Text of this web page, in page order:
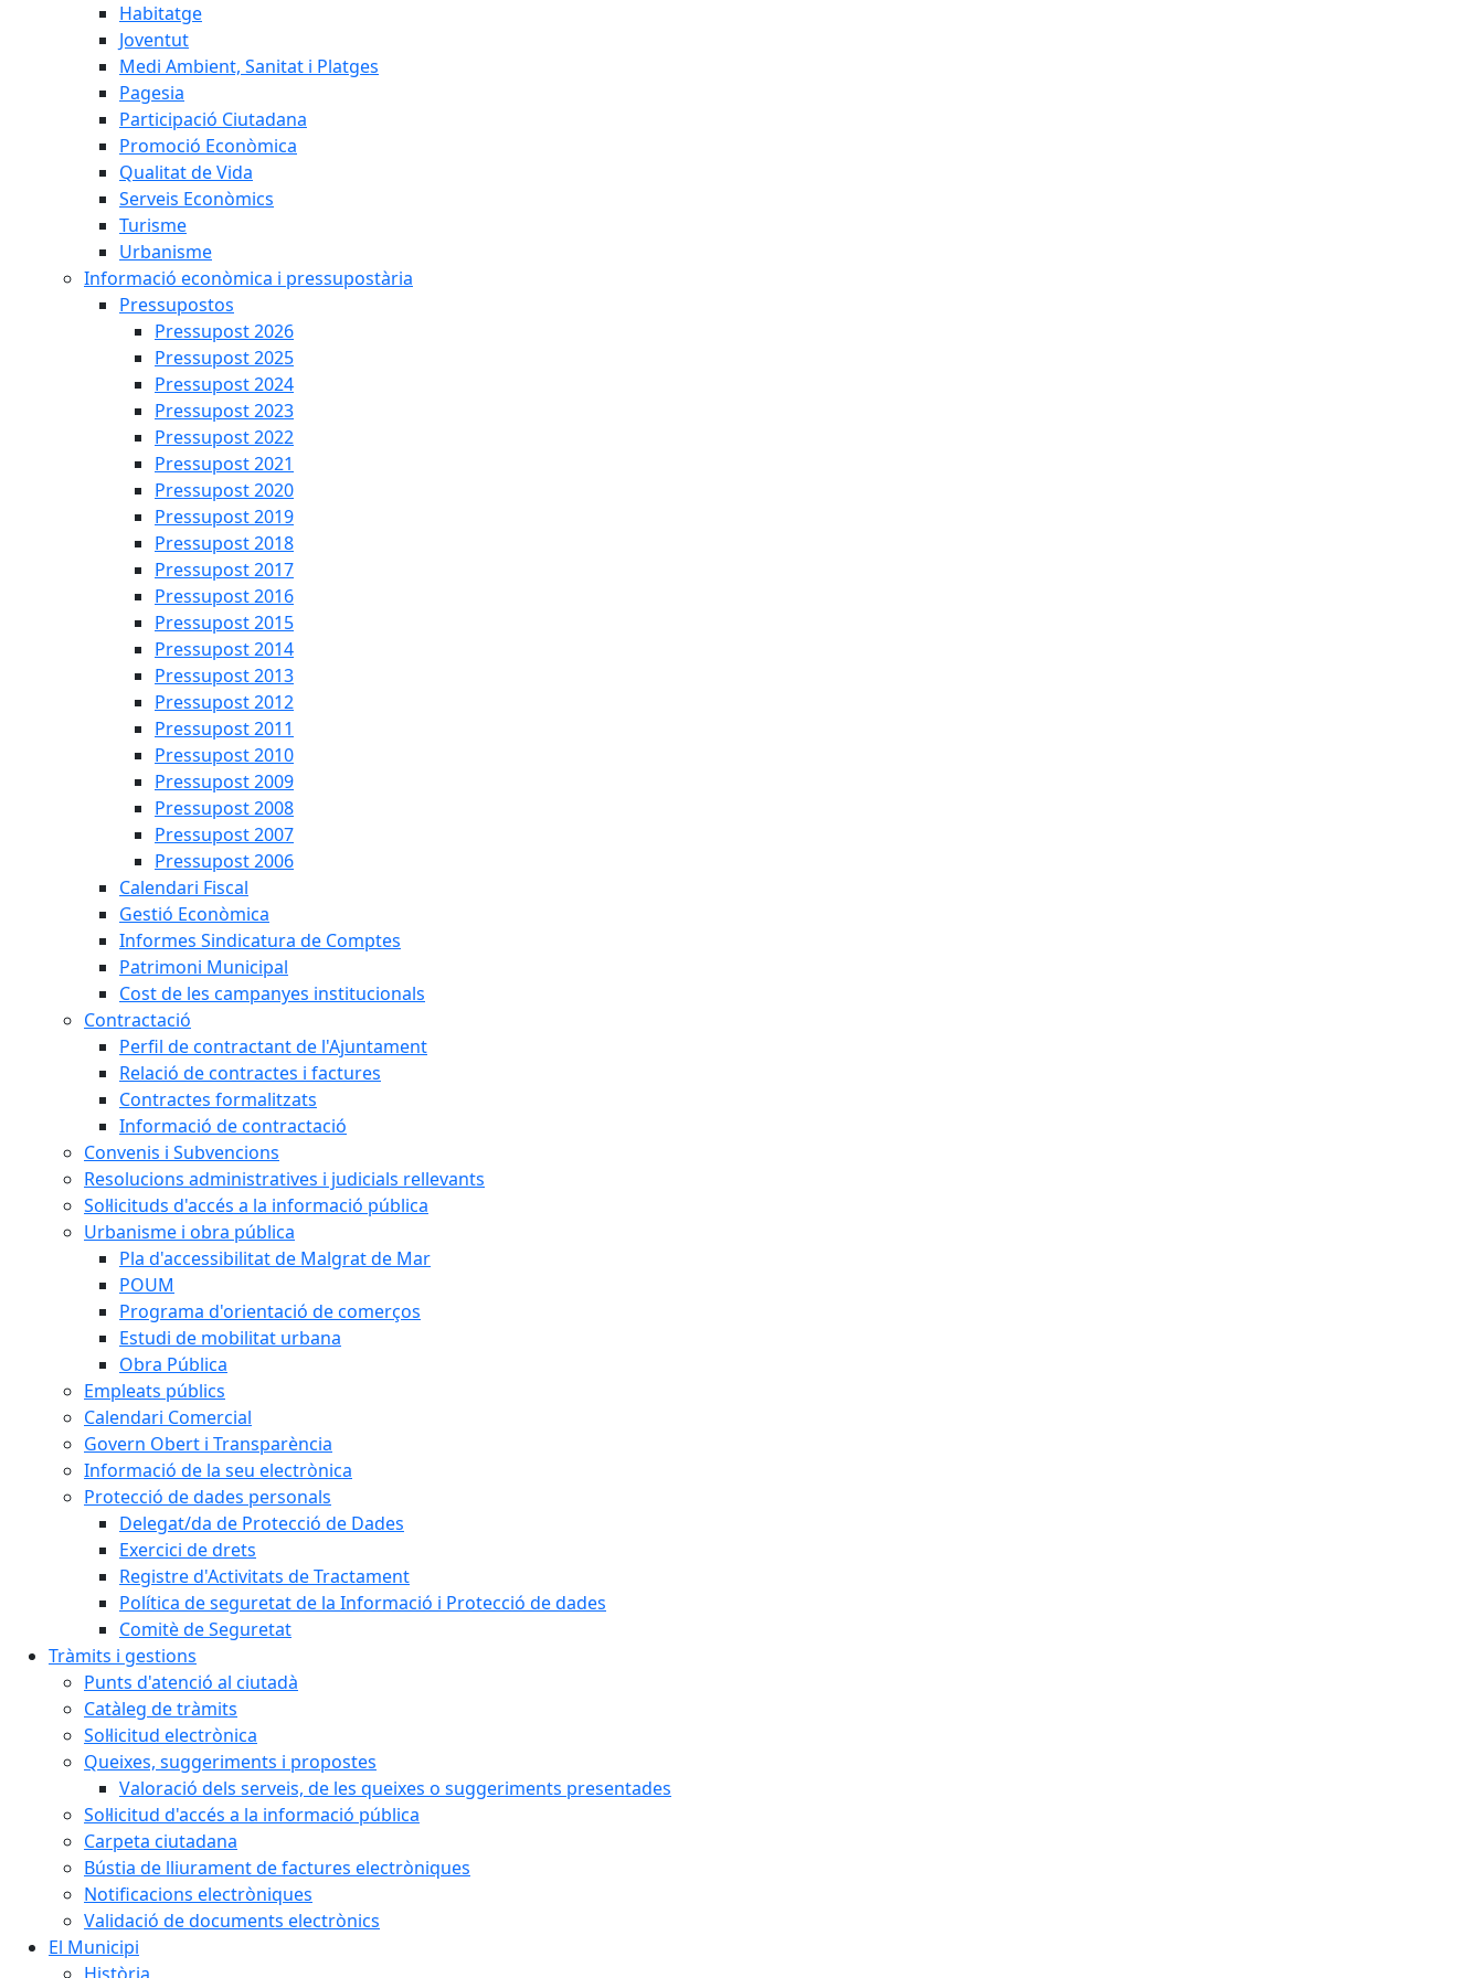
Habitatge
Joventut
Medi Ambient, Sanitat i Platges
Pagesia
Participació Ciutadana
Promoció Econòmica
Qualitat de Vida
Serveis Econòmics
Turisme
Urbanisme
Informació econòmica i pressupostària
Pressupostos
Pressupost 2026
Pressupost 2025
Pressupost 2024
Pressupost 2023
Pressupost 2022
Pressupost 2021
Pressupost 2020
Pressupost 2019
Pressupost 2018
Pressupost 2017
Pressupost 2016
Pressupost 2015
Pressupost 2014
Pressupost 2013
Pressupost 2012
Pressupost 2011
Pressupost 2010
Pressupost 2009
Pressupost 2008
Pressupost 2007
Pressupost 2006
Calendari Fiscal
Gestió Econòmica
Informes Sindicatura de Comptes
Patrimoni Municipal
Cost de les campanyes institucionals
Contractació
Perfil de contractant de l'Ajuntament
Relació de contractes i factures
Contractes formalitzats
Informació de contractació
Convenis i Subvencions
Resolucions administratives i judicials rellevants
Sol·licituds d'accés a la informació pública
Urbanisme i obra pública
Pla d'accessibilitat de Malgrat de Mar
POUM
Programa d'orientació de comerços
Estudi de mobilitat urbana
Obra Pública
Empleats públics
Calendari Comercial
Govern Obert i Transparència
Informació de la seu electrònica
Protecció de dades personals
Delegat/da de Protecció de Dades
Exercici de drets
Registre d'Activitats de Tractament
Política de seguretat de la Informació i Protecció de dades
Comitè de Seguretat
Tràmits i gestions
Punts d'atenció al ciutadà
Catàleg de tràmits
Sol·licitud electrònica
Queixes, suggeriments i propostes
Valoració dels serveis, de les queixes o suggeriments presentades
Sol·licitud d'accés a la informació pública
Carpeta ciutadana
Bústia de lliurament de factures electròniques
Notificacions electròniques
Validació de documents electrònics
El Municipi